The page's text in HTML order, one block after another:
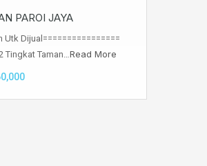
PAROI JAYA
Utk Dijual================
Tingkat Taman…Read More